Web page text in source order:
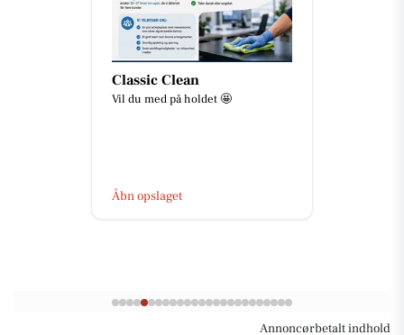
Classic Clean
Vil du med på holdet 🤩
Åbn opslaget
Annoncørbetalt indhold